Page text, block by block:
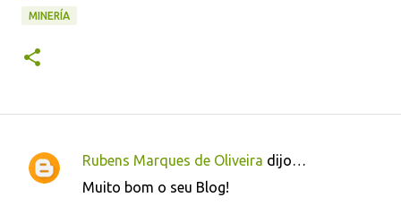
MINERÍA
C
Rubens Marques de Oliveira dijo…
Muito bom o seu Blog!